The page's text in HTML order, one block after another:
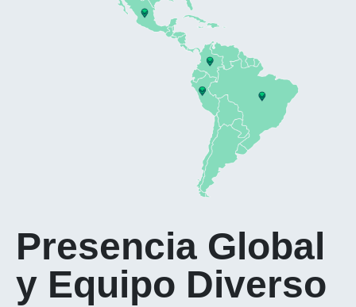
Presencia Global
y Equipo Diverso